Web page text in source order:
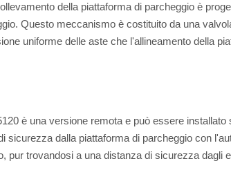
della piattaforma di parcheggio è
Questo meccanismo è costituito da una
uniforme delle aste che l'allineamento della
è una versione remota e può essere installato
sicurezza dalla piattaforma di parcheggio con
pur trovandosi a una distanza di sicurezza dagli